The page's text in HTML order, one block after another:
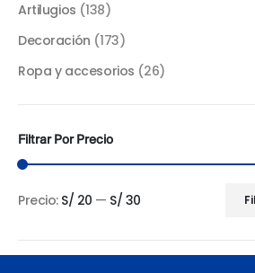
Artilugios (138)
Decoración (173)
Ropa y accesorios (26)
Filtrar Por Precio
mínimo
máximo
Precio: S/ 20 — S/ 30